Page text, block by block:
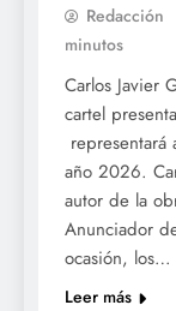
Redacción
minutos
Carlos Javier
cartel
representará
año 2026.
autor de la
Anunciador
ocasión, los…
Leer más